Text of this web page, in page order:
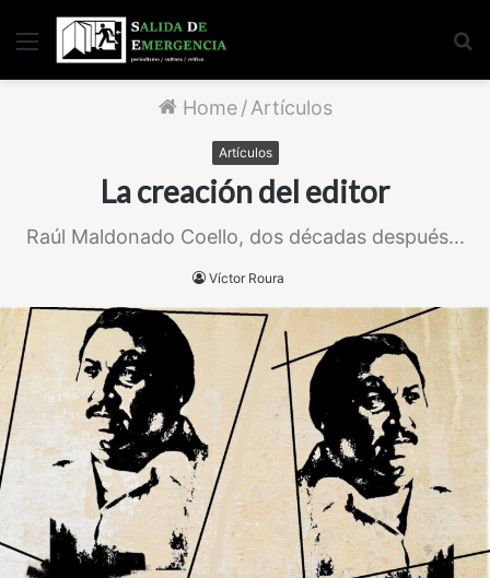
Menu
Home /Artículos
Artículos
La creación del editor
Raúl Maldonado Coello, dos décadas después...
Víctor Roura